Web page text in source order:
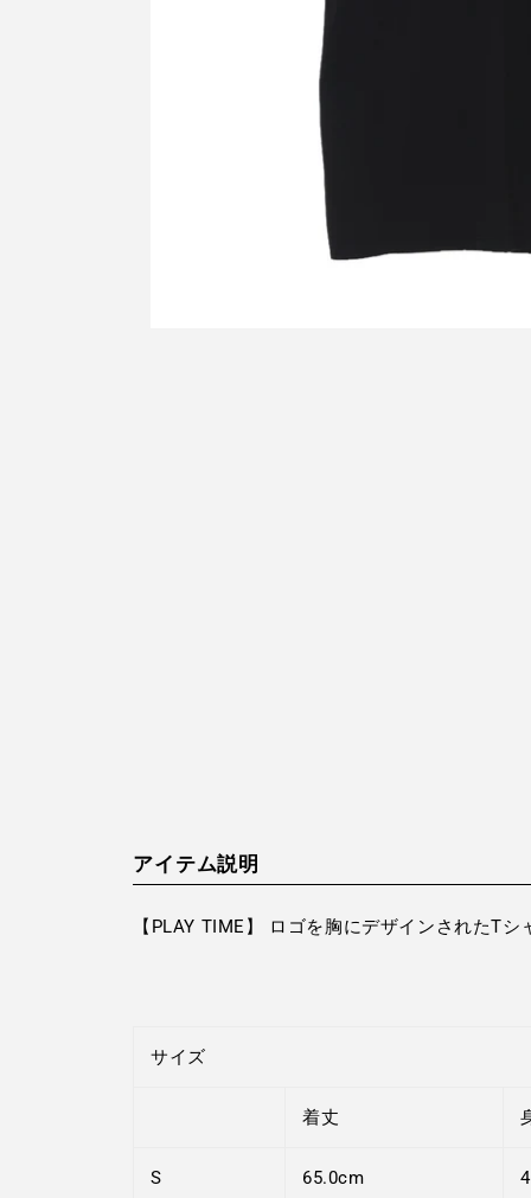
アイテム説明
【PLAY TIME】 ロゴを胸にデザインされたT
サイズ
着丈
S 65.0cm